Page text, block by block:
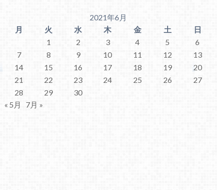
2021年6月
月
火 水 木 金 土
日
1
2 3 4 5
6
7
8 9 10 11 12
13
14
15 16 17 18 19
20
21
22 23 24 25 26
27
28
29
30
« 5月
7月 »